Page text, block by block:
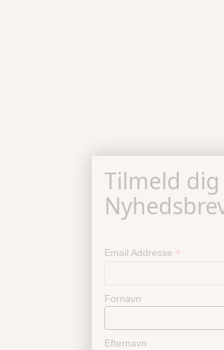
Email Addresse *
Fornavn
Efternavn